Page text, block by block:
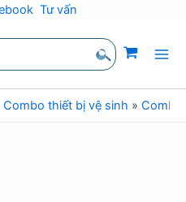
Tư vấn
Combo thiết bị vệ sinh » Combo